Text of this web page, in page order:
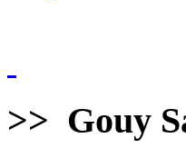
>> Gouy